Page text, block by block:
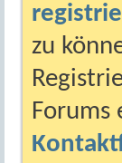
zu
Forums